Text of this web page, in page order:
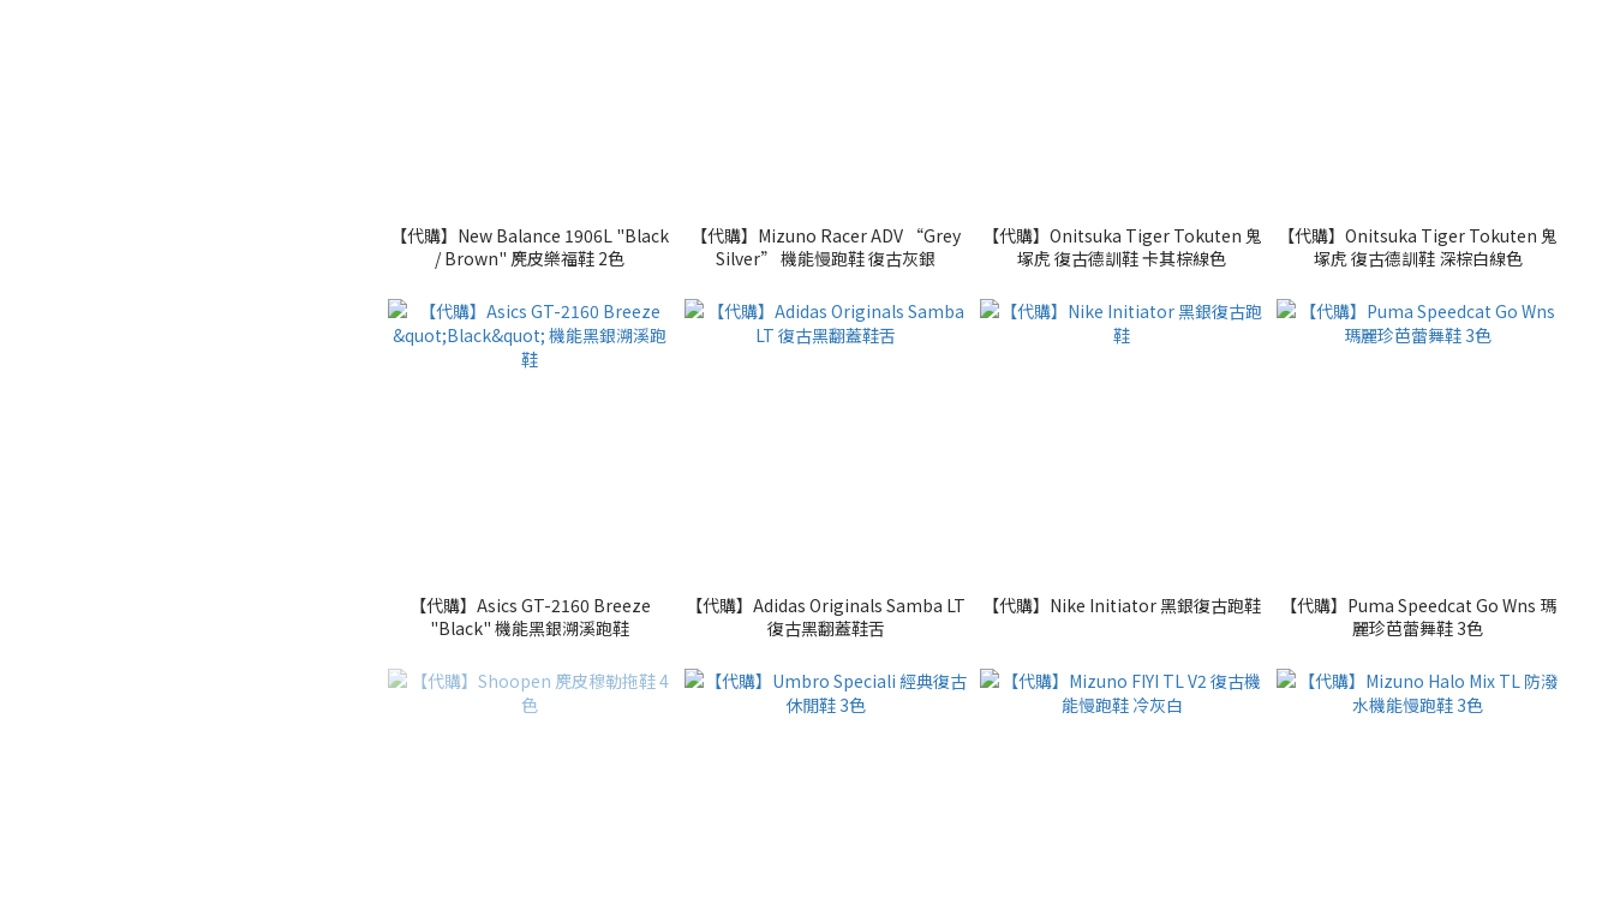
【代購】New Balance 1906L "Black
/ Brown" 麂皮樂福鞋 2色
【代購】Mizuno Racer ADV “Grey
Silver” 機能慢跑鞋 復古灰銀
【代購】Onitsuka Tiger Tokuten 鬼
塚虎 復古德訓鞋 卡其棕線色
【代購】Onitsuka Tiger Tokuten 鬼
塚虎 復古德訓鞋 深棕白線色
【代購】Asics GT-2160 Breeze
"Black" 機能黑銀溯溪跑鞋
【代購】Adidas Originals Samba LT
復古黑翻蓋鞋舌
【代購】Nike Initiator 黑銀復古跑鞋
【代購】Puma Speedcat Go Wns 瑪
麗珍芭蕾舞鞋 3色